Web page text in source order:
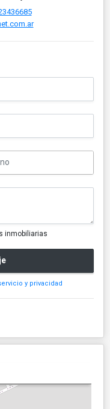
inmobiliarias
y privacidad